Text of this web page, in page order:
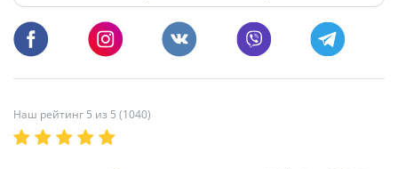
Пишите и звоните нам в будние дни с 8:00 до 20:00.
Наш рейтинг 5 из 5 (1040)